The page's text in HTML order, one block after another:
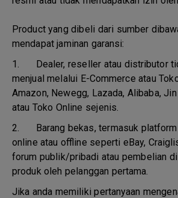
Product yang dibeli dari sumber
mendapat jaminan garansi:
1. Dealer, reseller atau distributor
menjual melalui E-Commerce atau
Amazon, Newegg, Lazada, Alibaba,
atau Toko Online sejenis.
2. Barang bekas, termasuk
online atau offline seperti eBay,
forum publik/pribadi atau pembelian
produk oleh pelanggan pertama.
Jika anda memiliki pertanyaan